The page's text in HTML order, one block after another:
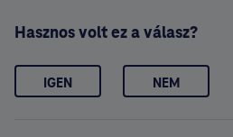
Hasznos volt ez a válasz?
IGEN NEM